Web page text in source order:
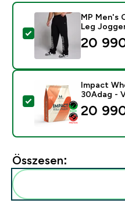
Termék
MP Men's
Leg
20
Termék
Impact
30Adag -
20
Összesen: